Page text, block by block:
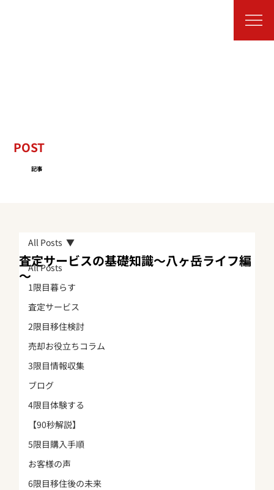
POST
記事
All Posts
1限目暮らす
査定サービス
2限目移住検討
売却お役立ちコラム
3限目情報収集
ブログ
4限目体験する
【90秒解説】
5限目購入手順
お客様の声
6限目移住後の未来
All Posts
査定サービスの基礎知識～八ヶ岳ライフ編
～